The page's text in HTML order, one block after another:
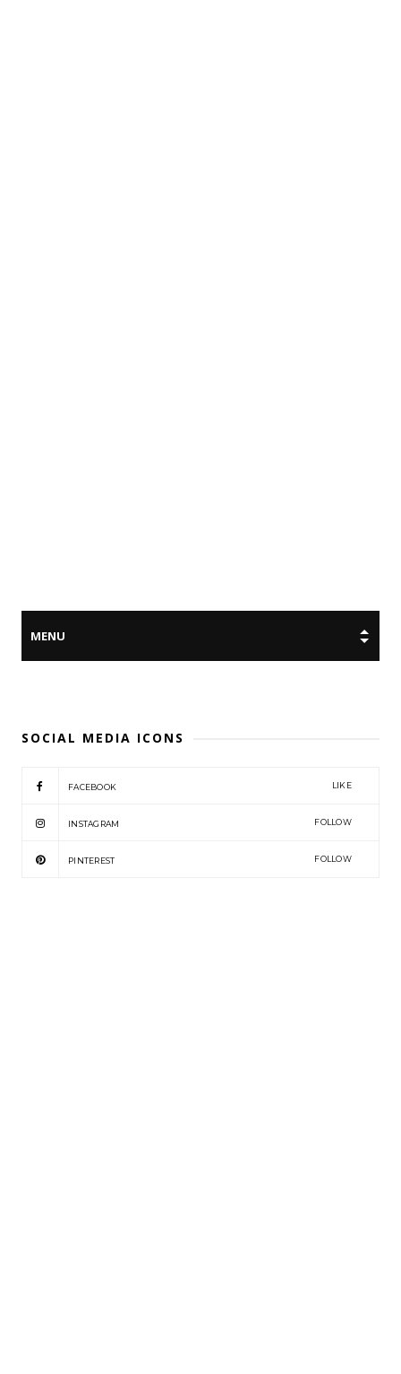
SOCIAL MEDIA ICONS
FACEBOOK LIKE
INSTAGRAM FOLLOW
PINTEREST FOLLOW